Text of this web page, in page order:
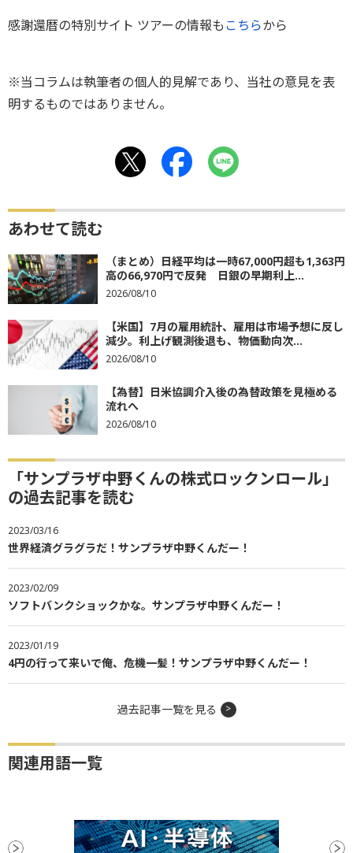
感謝還暦の特別サイト ツアーの情報もこちらから
※当コラムは執筆者の個人的見解であり、当社の意見を表
明するものではありません。
あわせて読む
（まとめ）日経平均は一時67,000円超も1,363円
高の66,970円で反発 日銀の早期利上...
2026/08/10
【米国】7月の雇用統計、雇用は市場予想に反し
減少。利上げ観測後退も、物価動向次...
2026/08/10
【為替】日米協調介入後の為替政策を見極める
流れへ
2026/08/10
「サンプラザ中野くんの株式ロックンロール」
の過去記事を読む
2023/03/16
世界経済グラグラだ！サンプラザ中野くんだー！
2023/02/09
ソフトバンクショックかな。サンプラザ中野くんだー！
2023/01/19
4円の行って来いで俺、危機一髪！サンプラザ中野くんだー！
過去記事一覧を見る
関連用語一覧